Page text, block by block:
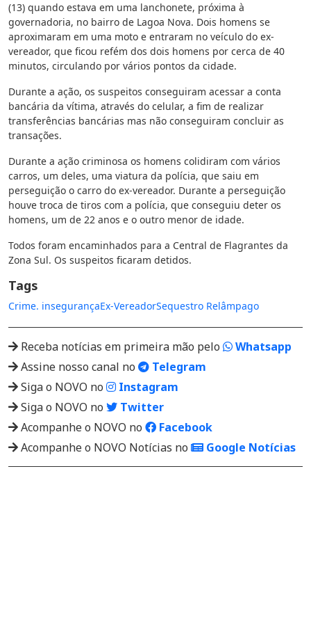
(13) quando estava em uma lanchonete, próxima à
governadoria, no bairro de Lagoa Nova. Dois homens se
aproximaram em uma moto e entraram no veículo do ex-
vereador, que ficou refém dos dois homens por cerca de 40
minutos, circulando por vários pontos da cidade.
Durante a ação, os suspeitos conseguiram acessar a conta
bancária da vítima, através do celular, a fim de realizar
transferências bancárias mas não conseguiram concluir as
transações.
Durante a ação criminosa os homens colidiram com vários
carros, um deles, uma viatura da polícia, que saiu em
perseguição o carro do ex-vereador. Durante a perseguição
houve troca de tiros com a polícia, que conseguiu deter os
homens, um de 22 anos e o outro menor de idade.
Todos foram encaminhados para a Central de Flagrantes da
Zona Sul. Os suspeitos ficaram detidos.
Tags
Crime. insegurançaEx-VereadorSequestro Relâmpago
Receba notícias em primeira mão pelo
Whatsapp
Assine nosso canal no
Telegram
Siga o NOVO no
Instagram
Siga o NOVO no
Twitter
Acompanhe o NOVO no
Facebook
Acompanhe o NOVO Notícias no
Google Notícias